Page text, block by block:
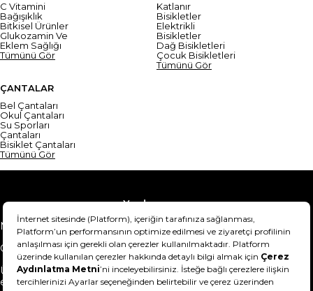
C Vitamini
Bağışıklık
Bitkisel Ürünler
Glukozamin Ve
Eklem Sağlığı
Tümünü Gör
Katlanır
Bisikletler
Elektrikli
Bisikletler
Dağ Bisikletleri
Çocuk Bisikletleri
Tümünü Gör
ÇANTALAR
Bel Çantaları
Okul Çantaları
Su Sporları
Çantaları
Bisiklet Çantaları
Tümünü Gör
Yardım
Mesafeli Satış Sözleşmesi
Teslimat Bilgisi
Gizlilik Sözleşmesi
Şartlar & Koşullar
Ürünümü nasıl iade
edebilirim?
Hakkımızda